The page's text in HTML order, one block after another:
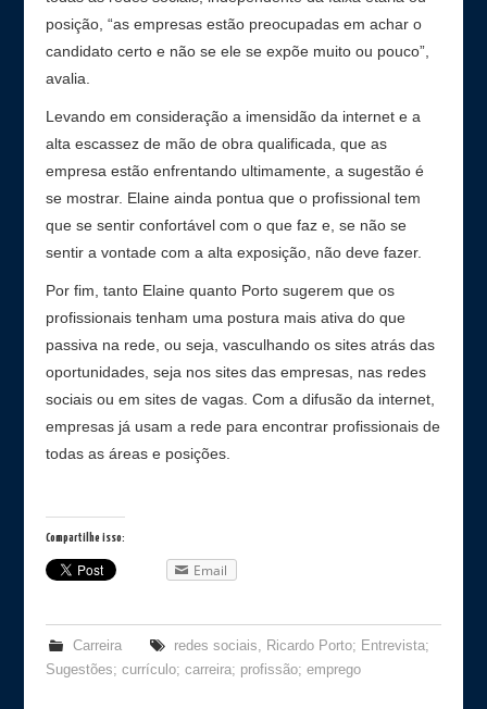
posição, “as empresas estão preocupadas em achar o
candidato certo e não se ele se expõe muito ou pouco”,
avalia.
Levando em consideração a imensidão da internet e a
alta escassez de mão de obra qualificada, que as
empresa estão enfrentando ultimamente, a sugestão é
se mostrar. Elaine ainda pontua que o profissional tem
que se sentir confortável com o que faz e, se não se
sentir a vontade com a alta exposição, não deve fazer.
Por fim, tanto Elaine quanto Porto sugerem que os
profissionais tenham uma postura mais ativa do que
passiva na rede, ou seja, vasculhando os sites atrás das
oportunidades, seja nos sites das empresas, nas redes
sociais ou em sites de vagas. Com a difusão da internet,
empresas já usam a rede para encontrar profissionais de
todas as áreas e posições.
Compartilhe isso:
Email
Carreira redes sociais
Ricardo Porto; Entrevista;
Sugestões; currículo; carreira; profissão; emprego